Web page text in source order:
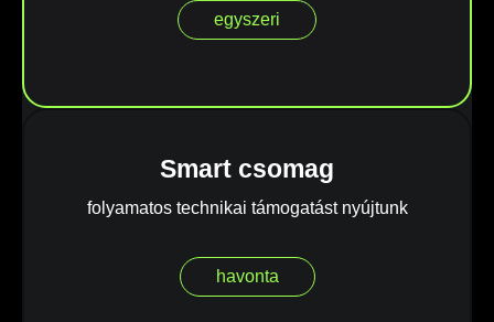
egyszeri
Smart csomag
folyamatos technikai támogatást nyújtunk
havonta